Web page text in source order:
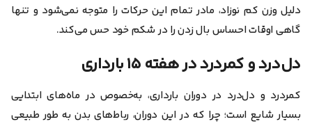
دلیل وزن کم نوزاد، مادر تمام این حرکات را متوجه نمی‌شود و تنها
گاهی اوقات احساس بال زدن را در شکم خود حس می‌کند.
دل‌درد و کمردرد در هفته ۱۵ بارداری
کمردرد و دل‌درد در دوران بارداری، به‌خصوص در ماه‌های ابتدایی
بسیار شایع است؛ چرا که در این دوران، رباط‌های بدن به طور طبیعی